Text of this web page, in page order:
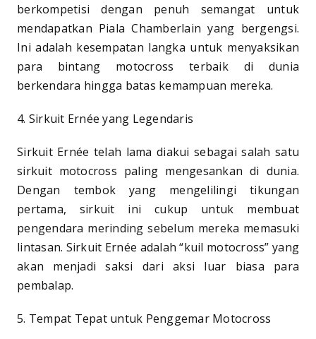
berkompetisi dengan penuh semangat untuk
mendapatkan Piala Chamberlain yang bergengsi.
Ini adalah kesempatan langka untuk menyaksikan
para bintang motocross terbaik di dunia
berkendara hingga batas kemampuan mereka.
4. Sirkuit Ernée yang Legendaris
Sirkuit Ernée telah lama diakui sebagai salah satu
sirkuit motocross paling mengesankan di dunia.
Dengan tembok yang mengelilingi tikungan
pertama, sirkuit ini cukup untuk membuat
pengendara merinding sebelum mereka memasuki
lintasan. Sirkuit Ernée adalah “kuil motocross” yang
akan menjadi saksi dari aksi luar biasa para
pembalap.
5. Tempat Tepat untuk Penggemar Motocross